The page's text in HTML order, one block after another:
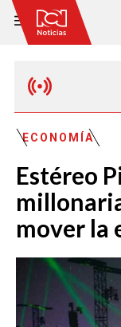
ECONOMÍA
Estéreo
mover la